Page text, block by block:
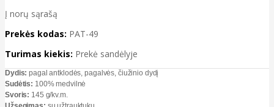
Į norų sąrašą
Prekės kodas: PAT-49
Turimas kiekis: Prekė sandėlyje
Dydis:pagal antklodės, pagalvės, čiužinio dydį
Sudėtis: 100% medvilnė
Svoris: 145 g/kv.m.